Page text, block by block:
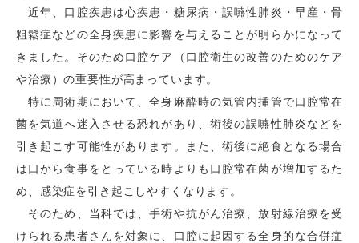
近年、口腔疾患は心疾患・糖尿病・誤嚥性肺炎・早産・骨
粗鬆症などの全身疾患に影響を与えることが明らかになって
きました。そのため口腔ケア（口腔衛生の改善のためのケア
や治療）の重要性が高まっています。
特に周術期において、全身麻酔時の気管内挿管で口腔常在
菌を気道へ迷入させる恐れがあり、術後の誤嚥性肺炎などを
引き起こす可能性があります。また、術後に絶食となる場合
は口から食事をとっている時よりも口腔常在菌が増加するた
め、感染症を引き起こしやすくなります。
そのため、当科では、手術や抗がん治療、放射線治療を受
けられる患者さんを対象に、口腔に起因する全身的な合併症